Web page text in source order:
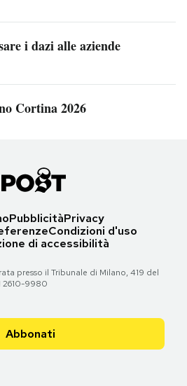
i dazi alle aziende
Cortina 2026
PubblicitàPrivacy
Condizioni d'uso
di accessibilità
presso il Tribunale di Milano, 419 del
2610-9980
Abbonati